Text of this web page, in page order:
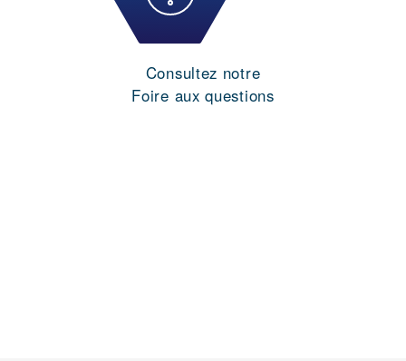
Consultez notre
Foire aux questions